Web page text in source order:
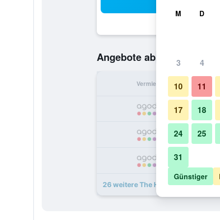
Angebote ab23 € Günstigste
Vermieter
26 weitere The Heritage Hotels
M D
3 4
10 11
17 18
24 25
31
Günstiger